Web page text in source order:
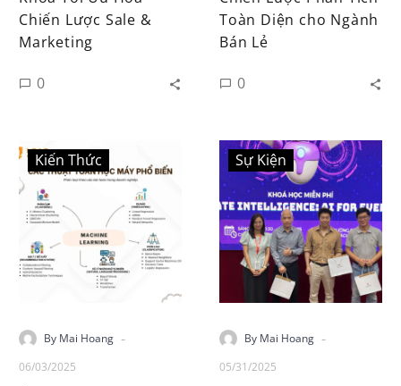
Chiến Lược Sale &
Marketing
0
Toàn Diện cho Ngành
Bán Lẻ
0
Kiến Thức
By Mai Hoang -
06/03/2025
Sự Kiện
By Mai Hoang -
05/31/2025